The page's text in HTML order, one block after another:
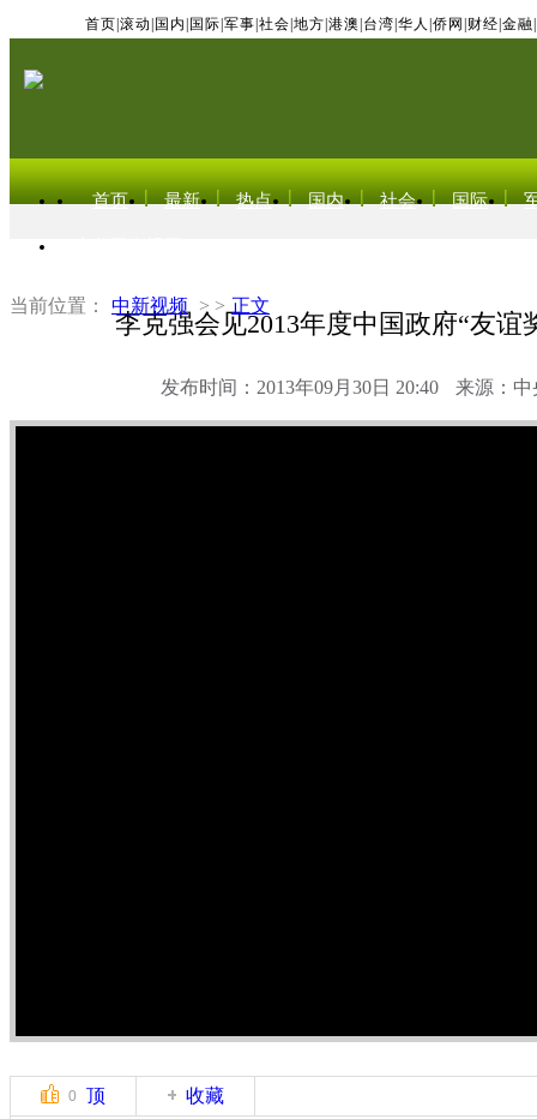
首页 滚动 国内 国际 军事 社会 地方 港澳 台湾 华人 侨网 财经 金融
首页 最新 热点 国内 社会 国际
当前位置： 中新视频 > > 正文
李克强会见2013年度中国政府“友谊
发布时间：2013年09月30日 20:40 来源：中
0 顶 收藏